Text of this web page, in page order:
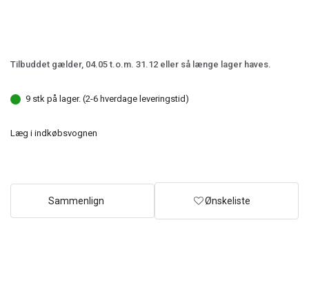
Tilbuddet gælder, 04.05 t.o.m. 31.12 eller så længe lager haves.
9 stk på lager. (2-6 hverdage leveringstid)
Læg i indkøbsvognen
Sammenlign Ønskeliste